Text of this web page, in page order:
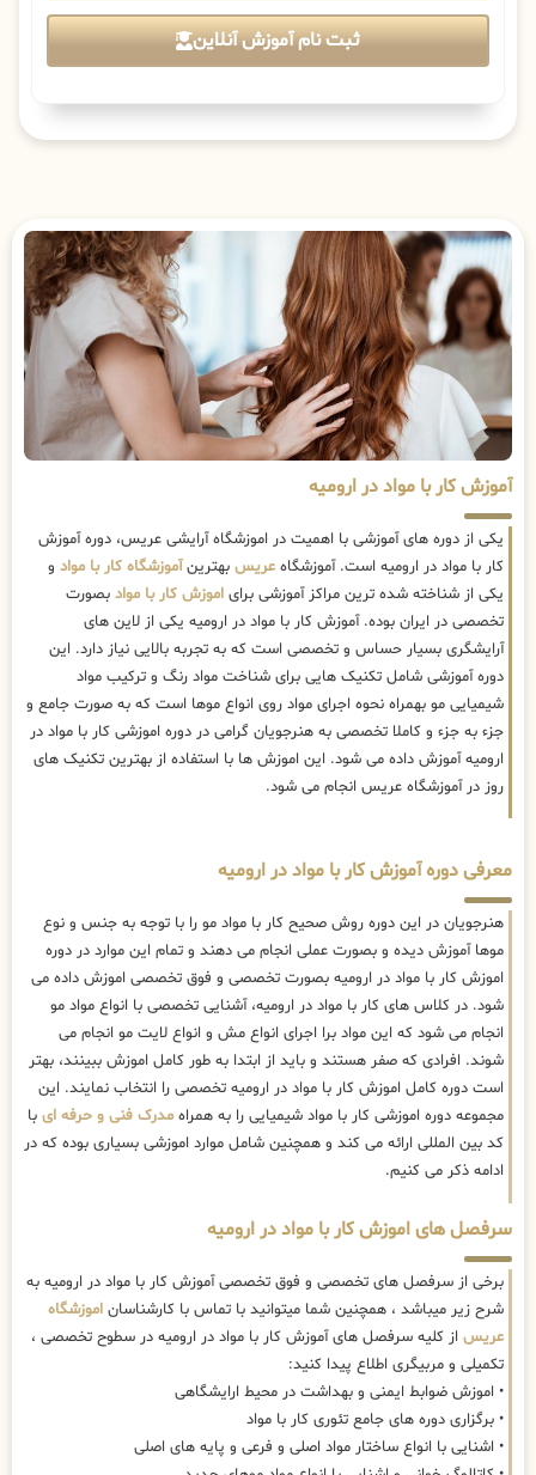
ثبت نام آموزش آنلاین
آموزش کار با مواد در ارومیه
یکی از دوره های آموزشی با اهمیت در اموزشگاه آرایشی عریس، دوره آموزش
کار با مواد در ارومیه است. آموزشگاه عریس بهترینآموزشگاه کار با مواد و
یکی از شناخته شده ترین مراکز آموزشی برای اموزش کار با مواد بصورت
تخصصی در ایران بوده. آموزش کار با مواد در ارومیه یکی از لاین های
آرایشگری بسیار حساس و تخصصی است که به تجربه بالایی نیاز دارد. این
دوره آموزشی شامل تکنیک هایی برای شناخت مواد رنگ و ترکیب مواد
شیمیایی مو بهمراه نحوه اجرای مواد روی انواع موها است که به صورت جامع و
جزء به جزء و کاملا تخصصی به هنرجویان گرامی در دوره اموزشی کار با مواد در
ارومیه آموزش داده می شود. این اموزش ها با استفاده از بهترین تکنیک های
روز در آموزشگاه عریس انجام می شود.
معرفی دوره آموزش کار با مواد در ارومیه
هنرجویان در این دوره روش صحیح کار با مواد مو را با توجه به جنس و نوع
موها آموزش دیده و بصورت عملی انجام می دهند و تمام این موارد در دوره
اموزش کار با مواد در ارومیه بصورت تخصصی و فوق تخصصی اموزش داده می
شود. در کلاس های کار با مواد در ارومیه، آشنایی تخصصی با انواع مواد مو
انجام می شود که این مواد برا اجرای انواع مش و انواع لایت مو انجام می
شوند. افرادی که صفر هستند و باید از ابتدا به طور کامل اموزش ببینند، بهتر
است دوره کامل اموزش کار با مواد در ارومیه تخصصی را انتخاب نمایند. این
مجموعه دوره اموزشی کار با مواد شیمیایی را به همراه مدرک فنی و حرفه ای با
کد بین المللی ارائه می کند و همچنین شامل موارد اموزشی بسیاری بوده که در
ادامه ذکر می کنیم.
سرفصل های اموزش کار با مواد در ارومیه
برخی از سرفصل های تخصصی و فوق تخصصی آموزش کار با مواد در ارومیه به
شرح زیر میباشد ، همچنین شما میتوانید با تماس با کارشناسان اموزشگاه
عریس از کلیه سرفصل های آموزش کار با مواد در ارومیه در سطوح تخصصی ،
تکمیلی و مربیگری اطلاع پیدا کنید:
• اموزش ضوابط ایمنی و بهداشت در محیط ارایشگاهی
• برگزاری دوره های جامع تئوری کار با مواد
• اشنایی با انواع ساختار مواد اصلی و فرعی و پایه های اصلی